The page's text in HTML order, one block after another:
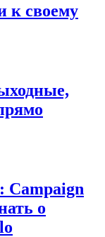
к своему
Campaign
о